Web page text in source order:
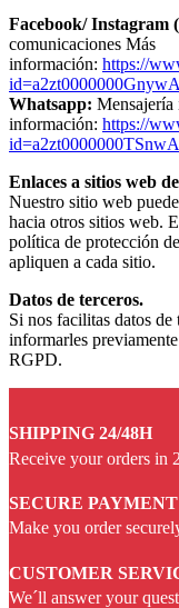
Facebook/ Instagram
comunicaciones Más
información: https://
Whatsapp: Mensajería
información: https://
Enlaces a sitios web
Nuestro sitio web
hacia otros sitios web.
política de protección
apliquen a cada sitio.
Datos de terceros.
Si nos facilitas datos de
informarles
RGPD.
SHIPPING 24/48H
Receive your orders in
SECURE PAYMENT
Make you order
CUSTOMER
We´ll answer your